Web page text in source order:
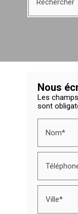
Rechercher
Nous
Les
sont
Nom*
Ville*